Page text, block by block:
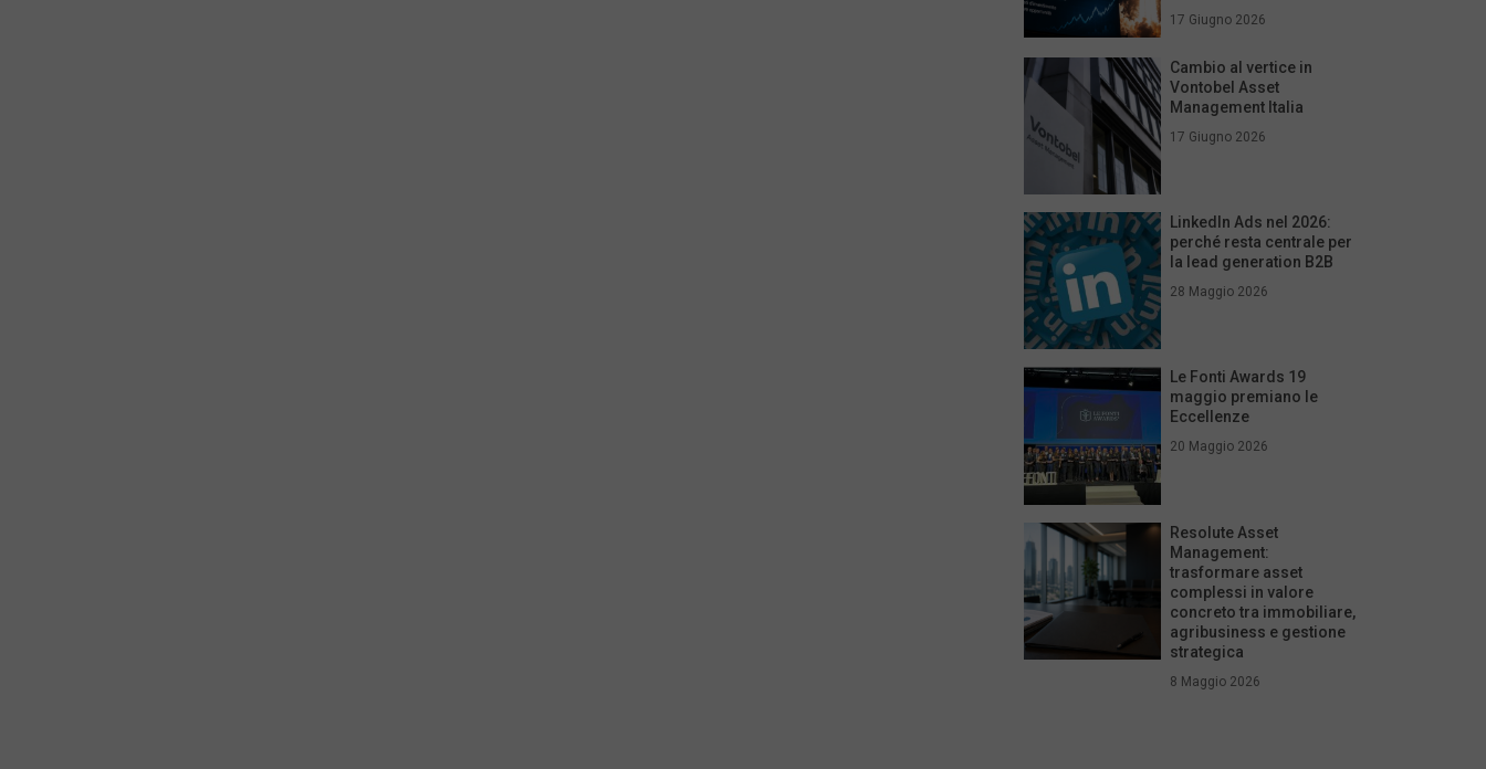
17 Giugno 2026
Cambio al vertice in
Vontobel Asset
Management Italia
17 Giugno 2026
LinkedIn Ads nel 2026:
perché resta centrale per
la lead generation B2B
28 Maggio 2026
Le Fonti Awards 19
maggio premiano le
Eccellenze
20 Maggio 2026
Resolute Asset
Management:
trasformare asset
complessi in valore
concreto tra immobiliare,
agribusiness e gestione
strategica
8 Maggio 2026